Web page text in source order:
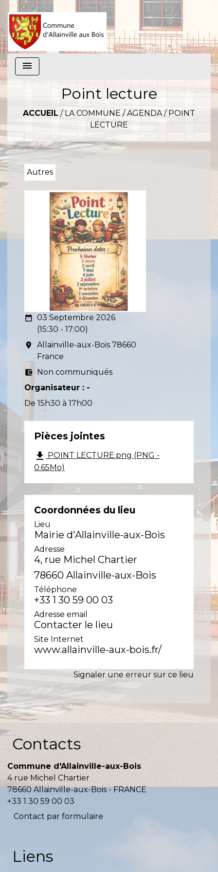
menu
Point lecture
ACCUEIL / LA COMMUNE /AGENDA/ POINT
LECTURE
Autres
date_range 03 Septembre 2026
(15:30 - 17:00)
room
Allainville-aux-Bois 78660
France
account_balance_wallet Non communiqués
Organisateur : -
De 15h30 à 17h00
Pièces jointes
file_download POINT LECTURE.png (PNG -
0.65Mo)
Coordonnées du lieu
Lieu
Mairie d'Allainville-aux-Bois
Adresse
4, rue Michel Chartier
78660 Allainville-aux-Bois
Téléphone
+33 1 30 59 00 03
Adresse email
Contacter le lieu
Site Internet
www.allainville-aux-bois.fr/
Signaler une erreur sur ce lieu
Contacts
Commune d'Allainville-aux-Bois
4 rue Michel Chartier
78660 Allainville-aux-Bois - FRANCE
+33 1 30 59 00 03
Contact par formulaire
Liens